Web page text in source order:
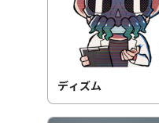
ディズム